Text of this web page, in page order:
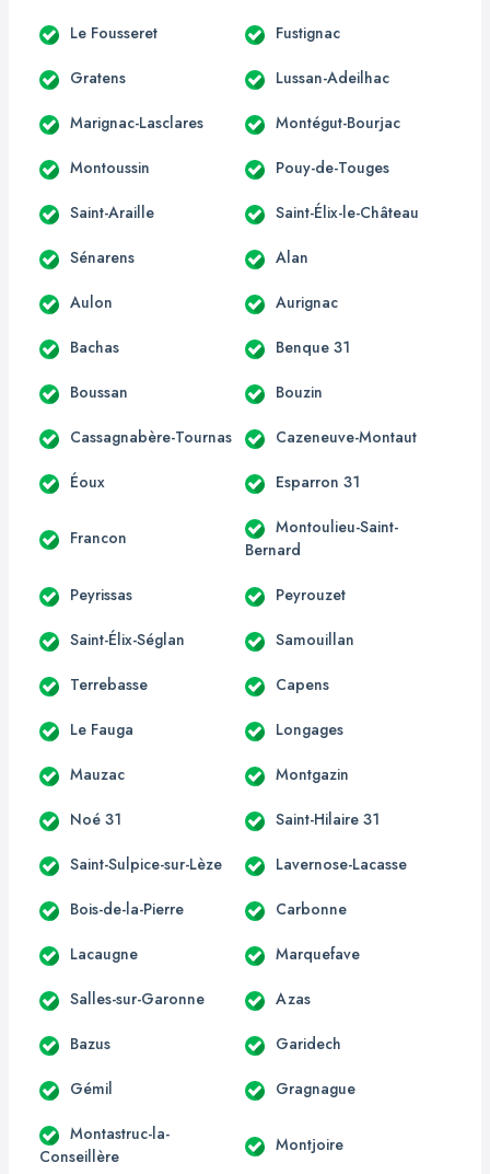
Le Fousseret Fustignac
Gratens Lussan-Adeilhac
Marignac-Lasclares Montégut-Bourjac
Montoussin Pouy-de-Touges
Saint-Araille Saint-Élix-le-Château
Sénarens Alan
Aulon Aurignac
Bachas Benque 31
Boussan Bouzin
Cassagnabère-Tournas Cazeneuve-Montaut
Éoux Esparron 31
Francon
Montoulieu-Saint-
Bernard
Peyrissas Peyrouzet
Saint-Élix-Séglan Samouillan
Terrebasse Capens
Le Fauga Longages
Mauzac Montgazin
Noé 31 Saint-Hilaire 31
Saint-Sulpice-sur-Lèze Lavernose-Lacasse
Bois-de-la-Pierre Carbonne
Lacaugne Marquefave
Salles-sur-Garonne Azas
Bazus Garidech
Gémil Gragnague
Montastruc-la-
Conseillère
Montjoire